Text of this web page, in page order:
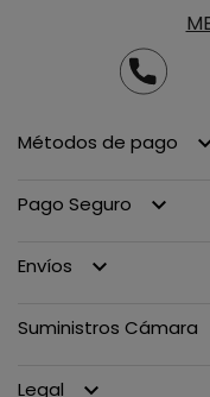
Métodos de pago
Pago Seguro keyboard_arrow_down
Envíos keyboard_arrow_down
Suministros Cámara
Legal keyboard_arrow_down